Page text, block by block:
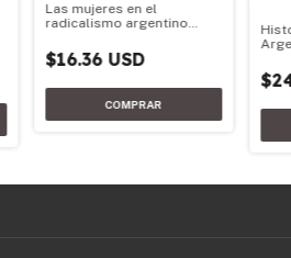
Las mujeres en el
radicalismo argentino
$16.36 USD